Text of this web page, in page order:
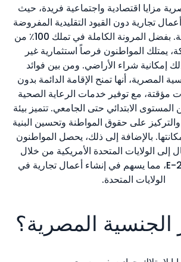
مزايا اقتصادية واجتماعية فريدة، حيث
تجارية دون القيود التقليدية المفروضة
على الملكية الأجنبية. بفضل المرونة الكاملة في تملك 100٪ من
يمتلك المواطنون فرصاً استثمارية غير
إمكانية شراء الأراضي. ومن بين فوائد
المصرية، أنها تمنح الإقامة الدائمة بدون
مؤقتة، مع توفير خدمات الرعاية الصحية
المستوى الابتدائي حتى الجامعي. تتميز بيئة
على حقوق المواطنة وتحسين البنية
بالإضافة إلى ذلك، يحصل المواطنون
إلى الولايات المتحدة الأمريكية من خلال
تأشيرة المستثمر E-2، مما يسهم في إنشاء أعمال تجارية في
الولايات المتحدة.
الجنسية المصرية؟